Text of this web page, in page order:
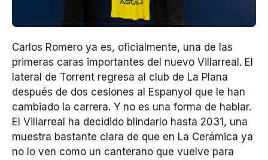
Carlos Romero ya es, oficialmente, una de las
primeras caras importantes del nuevo Villarreal. El
lateral de Torrent regresa al club de La Plana
después de dos cesiones al Espanyol que le han
cambiado la carrera. Y no es una forma de hablar.
El Villarreal ha decidido blindarlo hasta 2031, una
muestra bastante clara de que en La Cerámica ya
no lo ven como un canterano que vuelve para